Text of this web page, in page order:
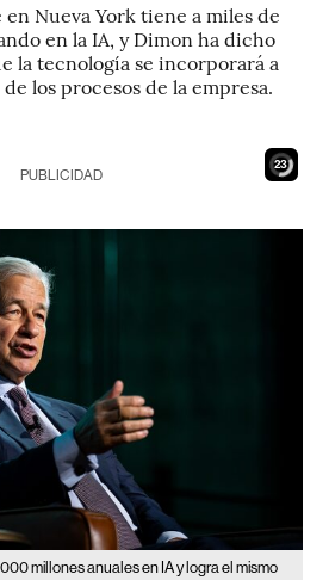
en Nueva York tiene a miles de
en la IA, y Dimon ha dicho
la tecnología se incorporará a
los procesos de la empresa.
22
PUBLICIDAD
millones anuales en IA y logra el mismo